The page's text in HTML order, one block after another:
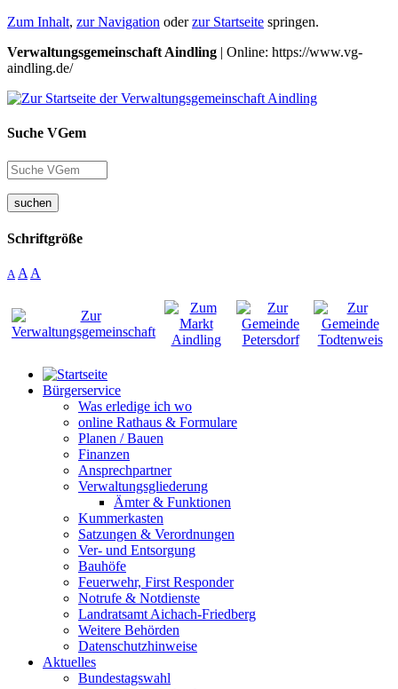
Zum Inhalt, zur Navigation oderzur Startseite springen.
Verwaltungsgemeinschaft Aindling | Online: https://www.vg-
aindling.de/
Suche VGem
suchen
Schriftgröße
A A A
Bürgerservice
Was erledige ich wo
online Rathaus & Formulare
Planen / Bauen
Finanzen
Ansprechpartner
Verwaltungsgliederung
Ämter & Funktionen
Kummerkasten
Satzungen & Verordnungen
Ver- und Entsorgung
Bauhöfe
Feuerwehr, First Responder
Notrufe & Notdienste
Landratsamt Aichach-Friedberg
Weitere Behörden
Datenschutzhinweise
Aktuelles
Bundestagswahl